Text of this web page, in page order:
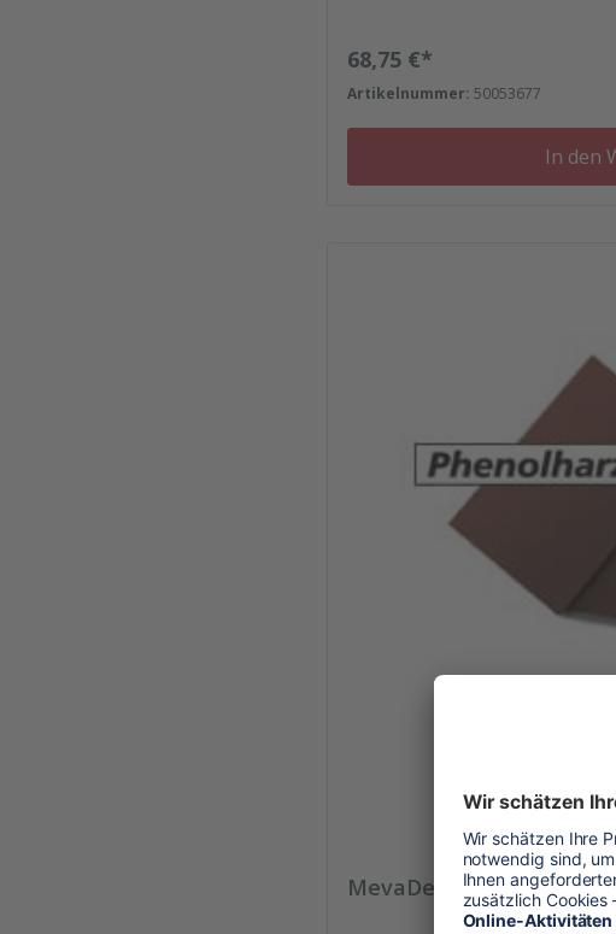
Regulärer Preis:
68,75 €*
Artikelnummer: 50053677
In den
MevaDec-Element 160/